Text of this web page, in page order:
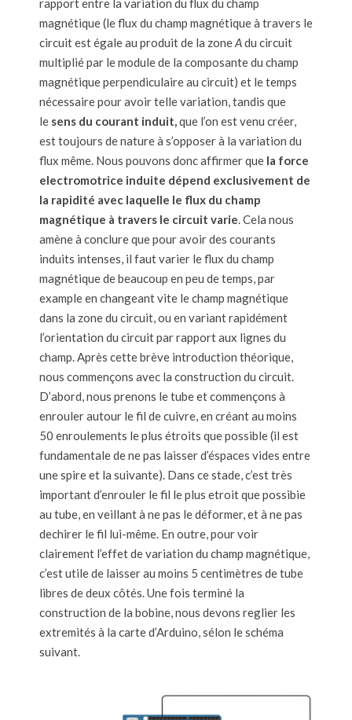
magnétique (le flux du champ magnétique à travers le
circuit est égale au produit de la zoneAdu circuit
multiplié par le module de la composante du champ
magnétique perpendiculaire au circuit) et le temps
nécessaire pour avoir telle variation, tandis que
le sens du courant induit, que l’on est venu créer,
est toujours de nature à s’opposer à la variation du
flux même. Nous pouvons donc affirmer que la force
electromotrice induite dépend exclusivement de
la rapidité avec laquelle le flux du champ
magnétique à travers le circuit varie . Cela nous
amène à conclure que pour avoir des courants
induits intenses, il faut varier le flux du champ
magnétique de beaucoup en peu de temps, par
example en changeant vite le champ magnétique
dans la zone du circuit, ou en variant rapidément
l’orientation du circuit par rapport aux lignes du
champ. Après cette brève introduction théorique,
nous commençons avec la construction du circuit.
D’abord, nous prenons le tube et commençons à
enrouler autour le fil de cuivre, en créant au moins
50 enroulements le plus étroits que possible (il est
fundamentale de ne pas laisser d’éspaces vides entre
une spire et la suivante). Dans ce stade, c’est très
important d’enrouler le fil le plus etroit que possibie
au tube, en veillant à ne pas le déformer, et à ne pas
dechirer le fil lui-même. En outre, pour voir
clairement l’effet de variation du champ magnétique,
c’est utile de laisser au moins 5 centimètres de tube
libres de deux côtés. Une fois terminé la
construction de la bobine, nous devons reglier les
extremités à la carte d’Arduino, sélon le schéma
suivant.